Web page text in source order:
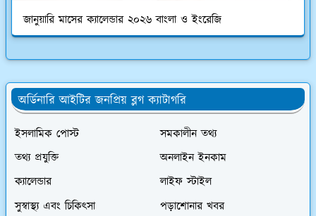
জানুয়ারি মাসের ক্যালেন্ডার ২০২৬ বাংলা ও ইংরেজি
অর্ডিনারি আইটির জনপ্রিয় ব্লগ ক্যাটাগরি
ইসলামিক পোস্ট
সমকালীন তথ্য
তথ্য প্রযুক্তি
অনলাইন ইনকাম
ক্যালেন্ডার
লাইফ স্টাইল
সুস্বাস্থ্য এবং চিকিৎসা
পড়াশোনার খবর